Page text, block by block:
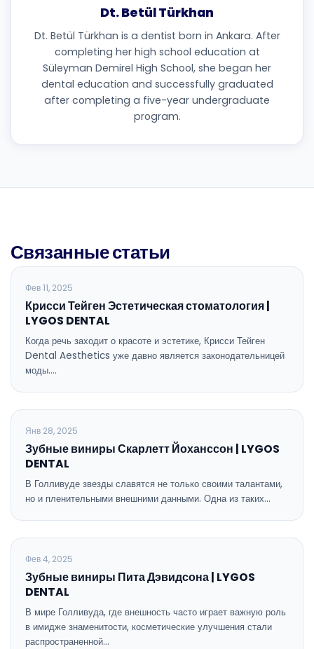
Dt. Betül Türkhan
Dt. Betül Türkhan is a dentist born in Ankara. After
completing her high school education at
Süleyman Demirel High School, she began her
dental education and successfully graduated
after completing a five-year undergraduate
program.
Связанные статьи
ОБЩАЯ СТОМАТОЛОГИЯ
Фев 11, 2025
Крисси Тейген Эстетическая стоматология |
LYGOS DENTAL
Когда речь заходит о красоте и эстетике, Крисси Тейген
Dental Aesthetics уже давно является законодательницей
моды.…
ОБЩАЯ СТОМАТОЛОГИЯ
Янв 28, 2025
Зубные виниры Скарлетт Йоханссон | LYGOS
DENTAL
В Голливуде звезды славятся не только своими талантами,
но и пленительными внешними данными. Одна из таких…
ОБЩАЯ СТОМАТОЛОГИЯ
Фев 4, 2025
Зубные виниры Пита Дэвидсона | LYGOS
DENTAL
В мире Голливуда, где внешность часто играет важную роль
в имидже знаменитости, косметические улучшения стали
распространенной…